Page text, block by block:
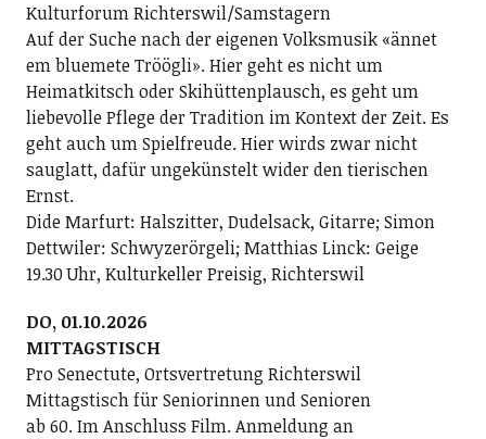
Kulturforum Richterswil/Samstagern
Auf der Suche nach der eigenen Volksmusik «ännet
em bluemete Tröögli». Hier geht es nicht um
Heimatkitsch oder Skihüttenplausch, es geht um
liebevolle Pflege der Tradition im Kontext der Zeit. Es
geht auch um Spielfreude. Hier wirds zwar nicht
sauglatt, dafür ungekünstelt wider den tierischen
Ernst.
Dide Marfurt: Halszitter, Dudelsack, Gitarre; ­Simon
Dettwiler: Schwyzerörgeli; Matthias Linck: Geige
19.30 Uhr, Kulturkeller Preisig, Richterswil
DO, 01.10.2026
MITTAGSTISCH
Pro Senectute, Ortsvertretung Richterswil
Mittagstisch für Seniorinnen und Senioren
ab 60. Im Anschluss Film. Anmeldung an